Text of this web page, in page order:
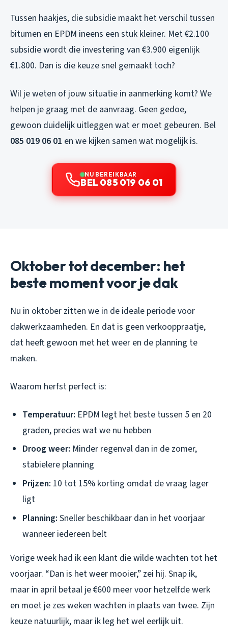
Tussen haakjes, die subsidie maakt het verschil tussen
bitumen en EPDM ineens een stuk kleiner. Met €2.100
subsidie wordt die investering van €3.900 eigenlijk
€1.800. Dan is die keuze snel gemaakt toch?
Wil je weten of jouw situatie in aanmerking komt? We
helpen je graag met de aanvraag. Geen gedoe,
gewoon duidelijk uitleggen wat er moet gebeuren. Bel
085 019 06 01 en we kijken samen wat mogelijk is.
NU BEREIKBAAR
BEL 085 019 06 01
Oktober tot december: het
beste moment voor je dak
Nu in oktober zitten we in de ideale periode voor
dakwerkzaamheden. En dat is geen verkooppraatje,
dat heeft gewoon met het weer en de planning te
maken.
Waarom herfst perfect is:
Temperatuur: EPDM legt het beste tussen 5 en 20
graden, precies wat we nu hebben
Droog weer: Minder regenval dan in de zomer,
stabielere planning
Prijzen: 10 tot 15% korting omdat de vraag lager
ligt
Planning: Sneller beschikbaar dan in het voorjaar
wanneer iedereen belt
Vorige week had ik een klant die wilde wachten tot het
voorjaar. “Dan is het weer mooier,” zei hij. Snap ik,
maar in april betaal je €600 meer voor hetzelfde werk
en moet je zes weken wachten in plaats van twee. Zijn
keuze natuurlijk, maar ik leg het wel eerlijk uit.